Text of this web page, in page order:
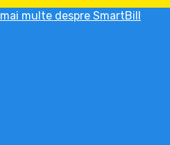
mai multe despre SmartBill